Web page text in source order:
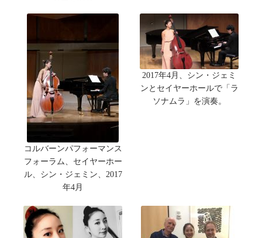
コルバーンパフォーマンス
フォーラム、セイヤーホー
ル、シン・ジェミン、2017
年4月
2017年4月、シン・ジェミ
ンとセイヤーホールで「ラ
ソナムラ」を演奏。